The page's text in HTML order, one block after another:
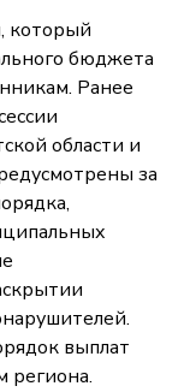
который
бюджета
Ранее
области и
за
выплат
региона.